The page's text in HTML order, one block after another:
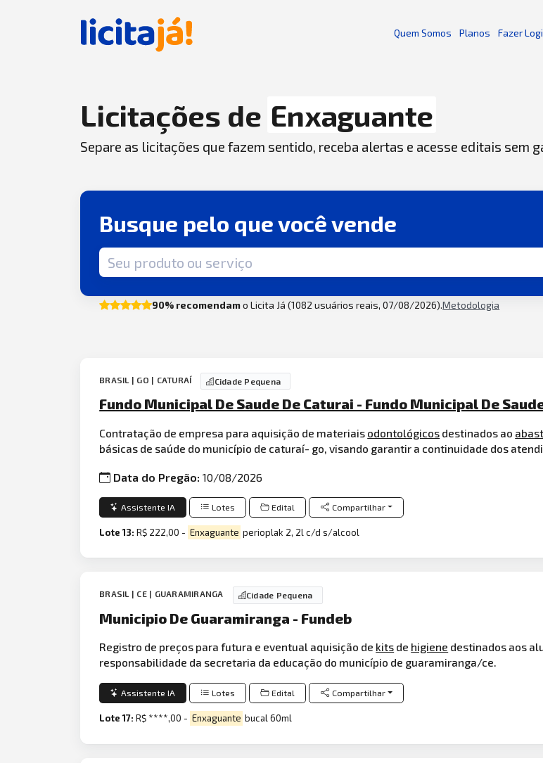
Quem Somos Planos Fazer
Licitações de Enxaguante
Separe as licitações que fazem sentido, receba alertas e acesse editais sem
Busque pelo que você vende
Termo de busca
90% recomendamo Licita Já (1082 usuários reais, 07/08/2026).Metodologia
BRASIL | GO | CATURAÍ Cidade Pequena
Fundo Municipal De Saude De Caturai - Fundo Municipal De
Contratação de empresa para aquisição de materiais odontológicos destinados ao
básicas de saúde do município de caturaí- go, visando garantir a continuidade dos
Data do Pregão:10/08/2026
Assistente IA Lotes Edital Compartilhar
Lote 13:R$ 222,00 - Enxaguante perioplak 2, 2l c/d s/alcool
BRASIL | CE | GUARAMIRANGA Cidade Pequena
Municipio De Guaramiranga - Fundeb
Registro de preços para futura e eventual aquisição de kits de higiene destinados aos
responsabilidade da secretaria da educação do município de guaramiranga/ce.
Assistente IA Lotes Edital Compartilhar
Lote 17:R$ ****,00 - Enxaguante bucal 60ml